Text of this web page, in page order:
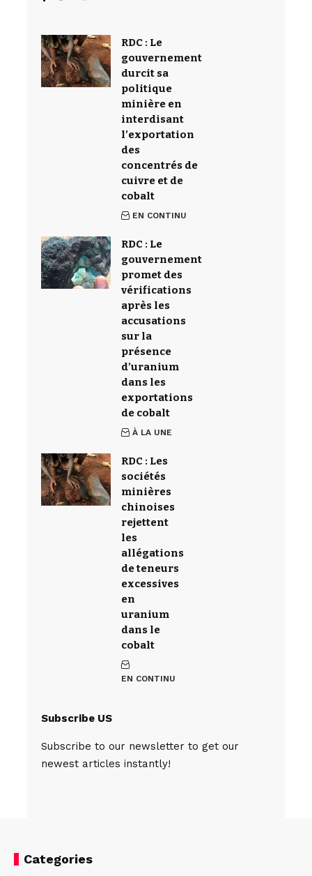
RDC : Le
gouvernement
durcit sa
politique
minière en
interdisant
l’exportation
des
concentrés de
cuivre et de
cobalt
EN CONTINU
RDC : Le
gouvernement
promet des
vérifications
après les
accusations
sur la
présence
d’uranium
dans les
exportations
de cobalt
À LA UNE
RDC : Les
sociétés
minières
chinoises
rejettent
les
allégations
de teneurs
excessives
en
uranium
dans le
cobalt
EN CONTINU
Subscribe US
Subscribe to our newsletter to get our
newest articles instantly!
Categories